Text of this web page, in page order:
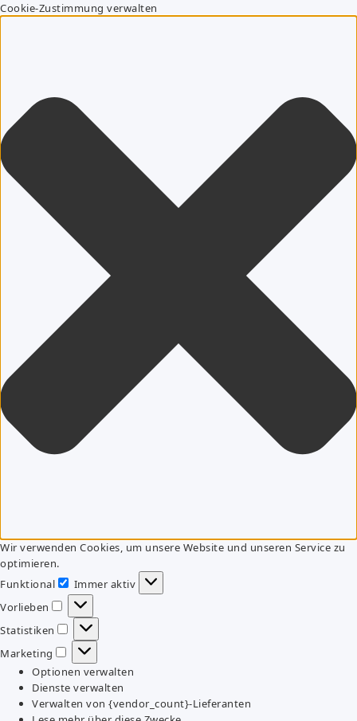
Cookie-Zustimmung verwalten
Wir verwenden Cookies, um unsere Website und unseren Service zu
optimieren.
Funktional
Funktional
Immer aktiv
Vorlieben
Vorlieben
Statistiken
Statistiken
Marketing
Marketing
Optionen verwalten
Dienste verwalten
Verwalten von {vendor_count}-Lieferanten